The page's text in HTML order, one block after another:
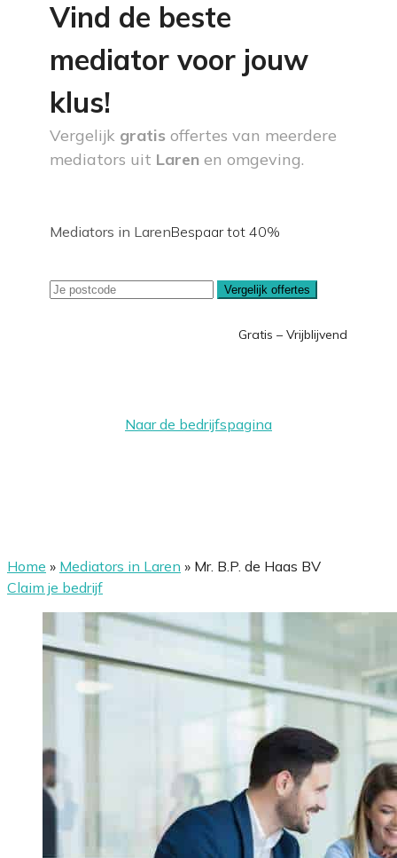
Vind de beste
mediator voor jouw
klus!
Vergelijk gratis offertes van meerdere
mediators uit Laren en omgeving.
Mediators in LarenBespaar tot 40%
Vergelijk offertes
Gratis – Vrijblijvend
Naar de bedrijfspagina
Home » Mediators in Laren » Mr. B.P. de Haas BV
Claim je bedrijf